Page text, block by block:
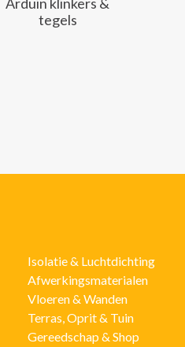
tegels
Isolatie & Luchtdichting
Afwerkingsmaterialen
Vloeren & Wanden
Terras, Oprit & Tuin
Gereedschap & Shop